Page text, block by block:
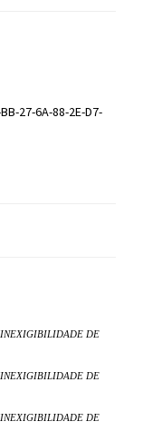
27-6A-88-2E-D7-
DE
DE
DE